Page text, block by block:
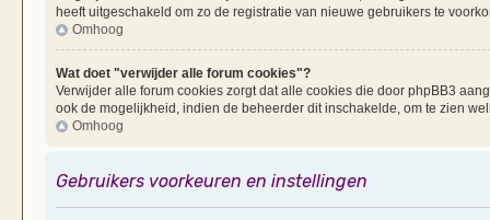
heeft uitgeschakeld om zo de registratie van nieuwe gebruikers te
Omhoog
Wat doet "verwijder alle forum cookies"?
Verwijder alle forum cookies zorgt dat alle cookies die door phpBB3
ook de mogelijkheid, indien de beheerder dit inschakelde, om te zien
Omhoog
Gebruikers voorkeuren en instellingen